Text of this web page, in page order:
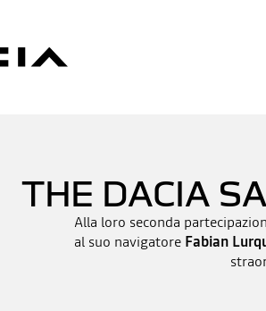
THE DACIA
Alla loro seconda
al suo navigatore Fabian